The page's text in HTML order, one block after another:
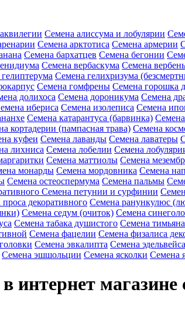
Семена алиссума и лобулярии
Семена арктотиса Семена армерии
Семена бархатцев Семена бегонии
Семена вербаскума Семена
Семена гелихризума
Семена гомфрены Семена горошка
долихоса Семена дороникума Семена
ибериса Семена изолеписа Семена
Семена катарантуса (барвинка)
кортадерии (пампасная трава) Семена
куфеи Семена лаванды Семена лаватеры
лихниса Семена лобелии Семена
Семена маттиолы Семена
монарды Семена мордовника Семена
Семена остеоспермума Семена пальмы
Семена петунии и сурфинии
декоративного Семена ранункулюс
Семена седум (очиток) Семена
Семена табака душистого Семена тимьяна
Семена фацелии Семена физалиса
Семена эвкалипта Семена эдельвейса
Семена эшшольции Семена ясколки Семена
интернет магазине